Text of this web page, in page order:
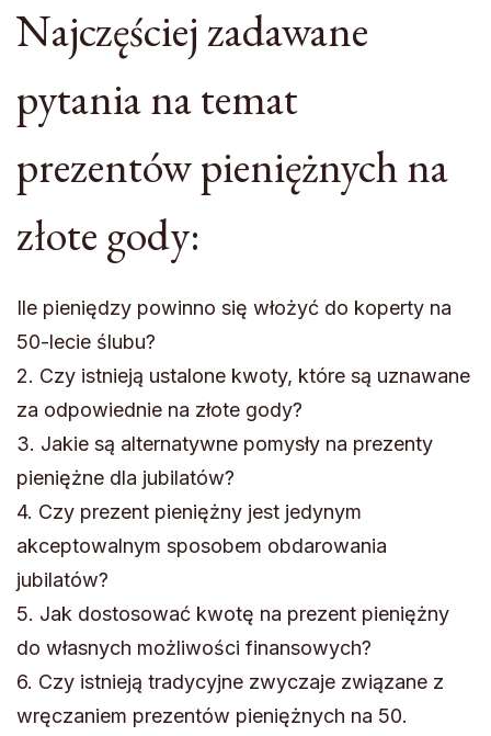
Najczęściej zadawane
pytania na temat
prezentów pieniężnych na
złote gody:
Ile pieniędzy powinno się włożyć do koperty na
50-lecie ślubu?
2. Czy istnieją ustalone kwoty, które są uznawane
za odpowiednie na złote gody?
3. Jakie są alternatywne pomysły na prezenty
pieniężne dla jubilatów?
4. Czy prezent pieniężny jest jedynym
akceptowalnym sposobem obdarowania
jubilatów?
5. Jak dostosować kwotę na prezent pieniężny
do własnych możliwości finansowych?
6. Czy istnieją tradycyjne zwyczaje związane z
wręczaniem prezentów pieniężnych na 50.